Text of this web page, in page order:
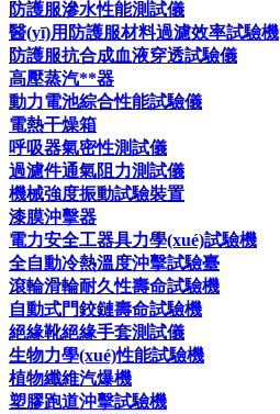
防護服滲水性能測試儀
醫(yī)用防護服材料過濾效率試驗機
防護服抗合成血液穿透試驗儀
高壓蒸汽**器
動力電池綜合性能試驗儀
電熱干燥箱
呼吸器氣密性測試儀
過濾件通氣阻力測試儀
機械強度振動試驗裝置
漆膜沖擊器
電力安全工器具力學(xué)試驗機
全自動冷熱溫度沖擊試驗臺
滾輪滑輪耐久性壽命試驗機
自動式門鉸鏈壽命試驗機
絕緣靴絕緣手套測試儀
生物力學(xué)性能試驗機
植物纖維汽爆機
塑膠跑道沖擊試驗機